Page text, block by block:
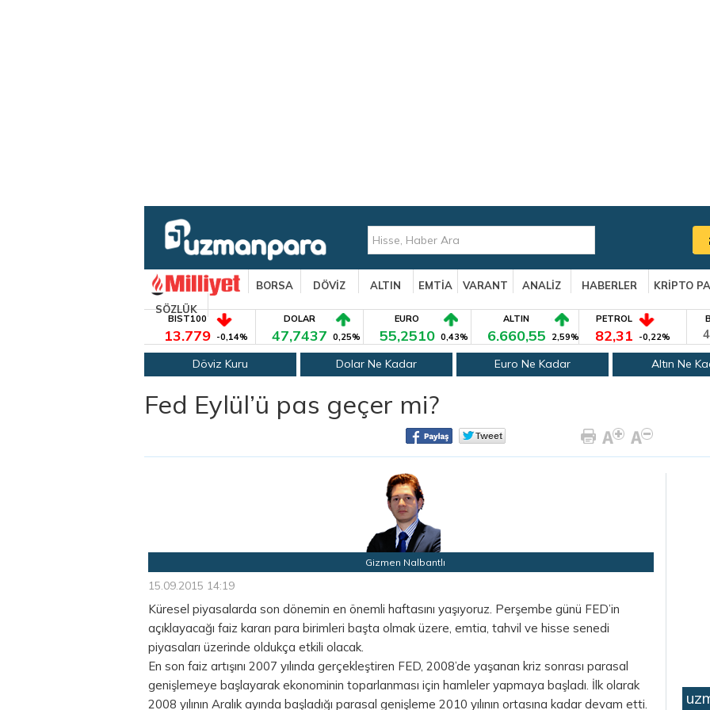
BORSA DÖVİZ ALTIN EMTİA VARANT ANALİZ HABERLER KRİPTO
SÖZLÜK
BIST100
13.779 -0,14%
DOLAR
47,7437 0,25%
EURO
55,2510 0,43%
ALTIN
6.660,55 2,59%
PETROL
82,31 -0,22%
Döviz Kuru Dolar Ne Kadar Euro Ne Kadar Altın Ne
Fed Eylül’ü pas geçer mi?
Gizmen Nalbantlı
15.09.2015 14:19
Küresel piyasalarda son dönemin en önemli haftasını yaşıyoruz. Perşembe günü FED’in
açıklayacağı faiz kararı para birimleri başta olmak üzere, emtia, tahvil ve hisse senedi
piyasaları üzerinde oldukça etkili olacak.
En son faiz artışını 2007 yılında gerçekleştiren FED, 2008’de yaşanan kriz sonrası parasal
genişlemeye başlayarak ekonominin toparlanması için hamleler yapmaya başladı. İlk olarak
2008 yılının Aralık ayında başladığı parasal genişleme 2010 yılının ortasına kadar devam etti.